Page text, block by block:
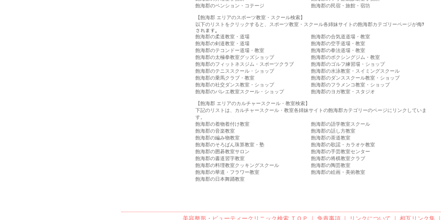
飽海郡のペンション・コテージ
飽海郡の民宿・旅館・宿坊
【飽海郡 エリアのスポーツ教室・スクール検索】
以下のリストをクリックすると、スポーツ教室・スクール各姉妹サイトの飽海郡カテゴリーページが侮ｦ
されます。
飽海郡の柔道教室・道場
飽海郡の合気道道場・教室
飽海郡の剣道教室・道場
飽海郡の空手道場・教室
飽海郡のテコンドー道場・教室
飽海郡の拳法道場・教室
飽海郡の太極拳教室グッズショップ
飽海郡のボクシングジム・教室
飽海郡のフィットネスジム・スポーツクラブ
飽海郡のゴルフ練習場・ショップ
飽海郡のテニススクール・ショップ
飽海郡の水泳教室・スイミングスクール
飽海郡の乗馬クラブ・教室
飽海郡のダンススクール教室・ショップ
飽海郡の社交ダンス教室・ショップ
飽海郡のフラメンコ教室・ショップ
飽海郡のバレエ教室スクール・ショップ
飽海郡のヨガ教室・スタジオ
【飽海郡 エリアのカルチャースクール・教室検索】
下記のリストは、カルチャースクール・教室各姉妹サイトの飽海郡カテゴリーのページにリンクしていま
す。
飽海郡の着物着付け教室
飽海郡の語学教室スクール
飽海郡の音楽教室
飽海郡の話し方教室
飽海郡の編み物教室
飽海郡の茶道教室
飽海郡のそろばん珠算教室・塾
飽海郡の歌謡・カラオケ教室
飽海郡の囲碁教室サロン
飽海郡の手芸教室センター
飽海郡の書道習字教室
飽海郡の将棋教室クラブ
飽海郡の料理教室クッキングスクール
飽海郡の陶芸教室
飽海郡の華道・フラワー教室
飽海郡の絵画・美術教室
飽海郡の日本舞踊教室
美容整形・ビューティークリニック検索ＴＯＰ ｜ 免責事項｜ リンクについて 相互リンク集｜